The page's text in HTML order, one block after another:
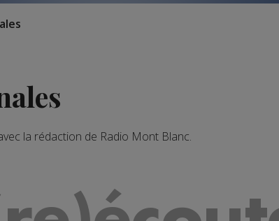
la rédaction de Radio Mont Blanc.